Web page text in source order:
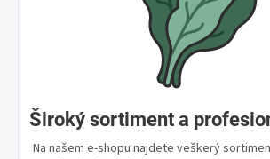
Široký sortiment a
Na našem e-shopu najdete veškerý